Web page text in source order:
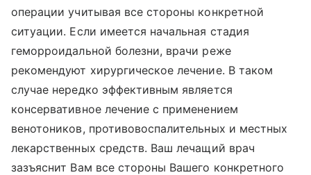
операции учитывая все стороны конкретной
ситуации. Если имеется начальная стадия
геморроидальной болезни, врачи реже
рекомендуют хирургическое лечение. В таком
случае нередко эффективным является
консервативное лечение с применением
венотоников, противовоспалительных и местных
лекарственных средств. Ваш лечащий врач
зазъяснит Вам все стороны Вашего конкретного